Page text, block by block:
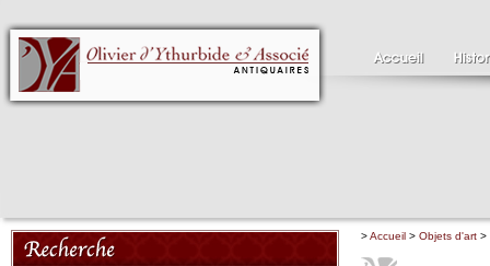
>Accueil > Objets d'art >